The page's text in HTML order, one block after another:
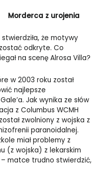
Morderca z urojenia
że motywy
odkryte. Co
na scenę Alrosa Villa?
w 2003 roku został
najlepsze
Jak wynika ze słów
z Columbus WCMH
zwolniony z wojska z
paranoidalnej.
miał problemy z
(z wojska) z lekarskim
matce trudno stwierdzić,